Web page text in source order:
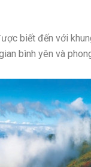
biết đến với
bình yên và